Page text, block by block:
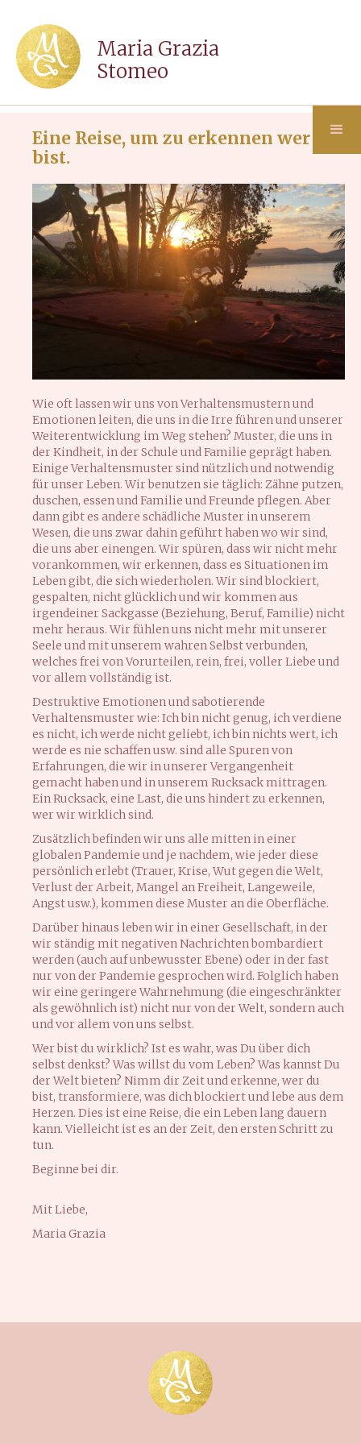
Maria Grazia
Stomeo
Eine Reise, um zu erkennen wer Du
bist.
Wie oft lassen wir uns von Verhaltensmustern und
Emotionen leiten, die uns in die Irre führen und unserer
Weiterentwicklung im Weg stehen? Muster, die uns in
der Kindheit, in der Schule und Familie geprägt haben.
Einige Verhaltensmuster sind nützlich und notwendig
für unser Leben. Wir benutzen sie täglich: Zähne putzen,
duschen, essen und Familie und Freunde pflegen. Aber
dann gibt es andere schädliche Muster in unserem
Wesen, die uns zwar dahin geführt haben wo wir sind,
die uns aber einengen. Wir spüren, dass wir nicht mehr
vorankommen, wir erkennen, dass es Situationen im
Leben gibt, die sich wiederholen. Wir sind blockiert,
gespalten, nicht glücklich und wir kommen aus
irgendeiner Sackgasse (Beziehung, Beruf, Familie) nicht
mehr heraus. Wir fühlen uns nicht mehr mit unserer
Seele und mit unserem wahren Selbst verbunden,
welches frei von Vorurteilen, rein, frei, voller Liebe und
vor allem vollständig ist.
Destruktive Emotionen und sabotierende
Verhaltensmuster wie: Ich bin nicht genug, ich verdiene
es nicht, ich werde nicht geliebt, ich bin nichts wert, ich
werde es nie schaffen usw. sind alle Spuren von
Erfahrungen, die wir in unserer Vergangenheit
gemacht haben und in unserem Rucksack mittragen.
Ein Rucksack, eine Last, die uns hindert zu erkennen,
wer wir wirklich sind.
Zusätzlich befinden wir uns alle mitten in einer
globalen Pandemie und je nachdem, wie jeder diese
persönlich erlebt (Trauer, Krise, Wut gegen die Welt,
Verlust der Arbeit, Mangel an Freiheit, Langeweile,
Angst usw.), kommen diese Muster an die Oberfläche.
Darüber hinaus leben wir in einer Gesellschaft, in der
wir ständig mit negativen Nachrichten bombardiert
werden (auch auf unbewusster Ebene) oder in der fast
nur von der Pandemie gesprochen wird. Folglich haben
wir eine geringere Wahrnehmung (die eingeschränkter
als gewöhnlich ist) nicht nur von der Welt, sondern auch
und vor allem von uns selbst.
Wer bist du wirklich? Ist es wahr, was Du über dich
selbst denkst? Was willst du vom Leben? Was kannst Du
der Welt bieten? Nimm dir Zeit und erkenne, wer du
bist, transformiere, was dich blockiert und lebe aus dem
Herzen. Dies ist eine Reise, die ein Leben lang dauern
kann. Vielleicht ist es an der Zeit, den ersten Schritt zu
tun.
Beginne bei dir.
Mit Liebe,
Maria Grazia